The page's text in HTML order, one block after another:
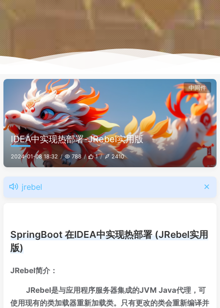
中间件
IDEA中实现热部署-JRebel实用版
2024-01-08 18:32 788 1 2410
jrebel
SpringBoot 在IDEA中实现热部署 (JRebel实用
版)
JRebel简介：
JRebel是与应用程序服务器集成的JVM Java代理，可
使用现有的类加载器重新加载类。只有更改的类会重新编译并